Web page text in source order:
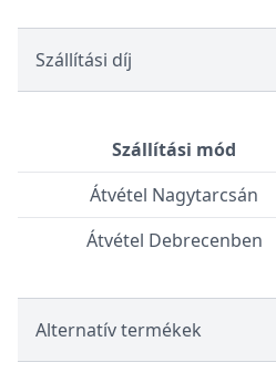
Szállítási díj
Szállítási mód
Átvétel Nagytarcsán
Átvétel Debrecenben
Alternatív termékek